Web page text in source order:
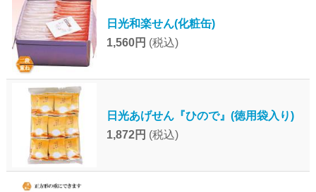
日光和楽せん(化粧缶)
1,560円 (税込)
日光あげせん『ひので』(徳用袋入り)
1,872円 (税込)